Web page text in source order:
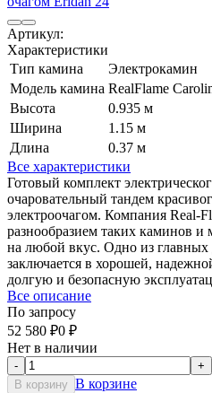
Артикул:
Характеристики
Тип камина
Электрокамин
Модель камина RealFlame
Высота
0.935 м
Ширина
1.15 м
Длина
0.37 м
Все характеристики
Готовый комплект
очаровательный тандем
электроочагом. Компания Real-
разнообразием таких каминов
на любой вкус. Одно из главных
заключается в хорошей,
долгую и безопасную
Все описание
По запросу
52 580 ₽0 ₽
Нет в наличии
-
+
В корзину В корзине